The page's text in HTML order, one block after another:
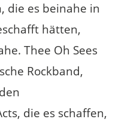
die es beinahe in
hätten,
Thee Oh Sees
Rockband,
die es schaffen,